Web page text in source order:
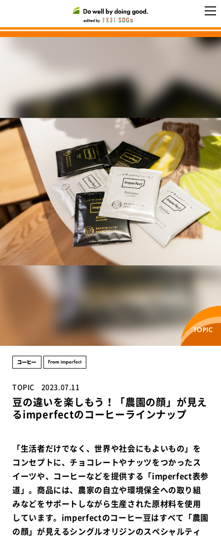
TOPIC 2023.07.11
豆の違いを楽しもう！「農園の顔」が見え
るimperfectのコーヒーラインナップ
「生活者だけでなく、世界や社会にもよいもの」を
コンセプトに、チョコレートやナッツをつかったス
イーツや、コーヒーなどを提供する「imperfect表参
道」。商品には、農家の自立や環境保全への取り組
みなどをサポートしながら生産された原材料を使用
しています。imperfectのコーヒー豆はすべて「農園
の顔」が見えるシングルオリジンのスペシャルティ